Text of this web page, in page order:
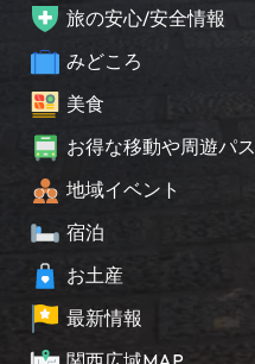
旅の安心/安全情報
みどころ
美食
お得な移動や周遊パス
地域イベント
宿泊
お土産
最新情報